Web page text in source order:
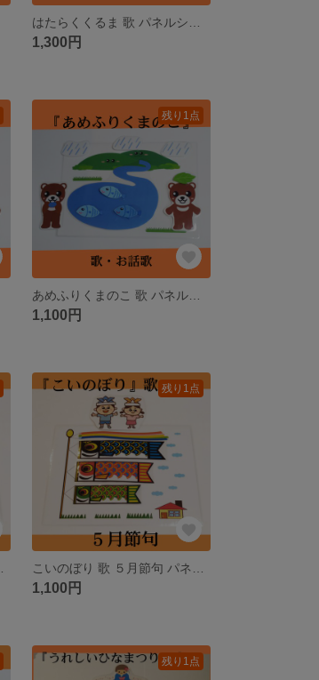
1,300円
残り1点
1,100円
残り1点
1,100円
残り1点